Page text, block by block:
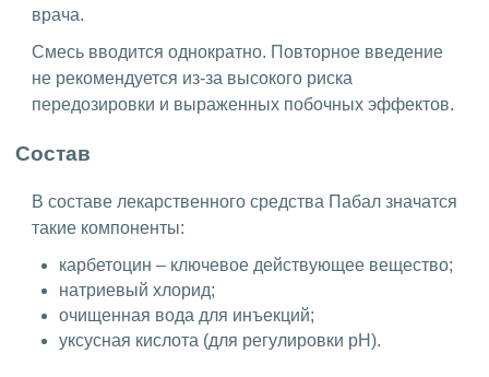
врача.
Смесь вводится однократно. Повторное введение
не рекомендуется из-за высокого риска
передозировки и выраженных побочных эффектов.
Состав
В составе лекарственного средства Пабал значатся
такие компоненты:
карбетоцин – ключевое действующее вещество;
натриевый хлорид;
очищенная вода для инъекций;
уксусная кислота (для регулировки pH).